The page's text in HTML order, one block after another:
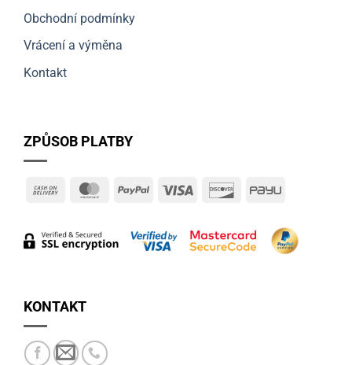
Obchodní podmínky
Vrácení a výměna
Kontakt
ZPŮSOB PLATBY
Cash
Delivery
MasterCardPayPal Visa DiscoverPayU
KONTAKT